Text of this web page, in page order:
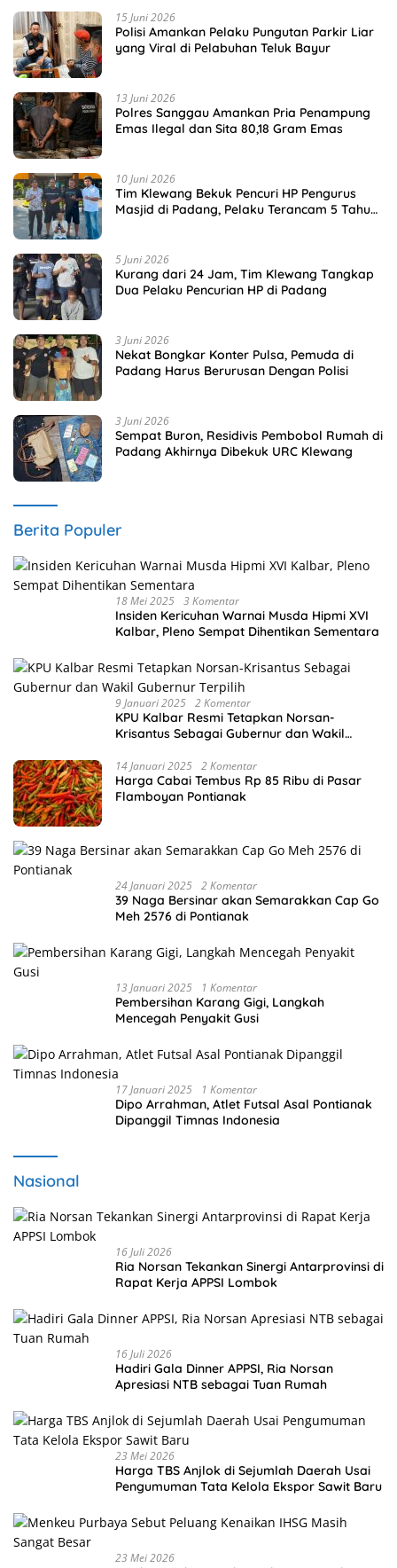
15 Juni 2026
Polisi Amankan Pelaku Pungutan Parkir Liar
yang Viral di Pelabuhan Teluk Bayur
13 Juni 2026
Polres Sanggau Amankan Pria Penampung
Emas Ilegal dan Sita 80,18 Gram Emas
10 Juni 2026
Tim Klewang Bekuk Pencuri HP Pengurus
Masjid di Padang, Pelaku Terancam 5 Tahun
5 Juni 2026
Kurang dari 24 Jam, Tim Klewang Tangkap
Dua Pelaku Pencurian HP di Padang
3 Juni 2026
Nekat Bongkar Konter Pulsa, Pemuda di
Padang Harus Berurusan Dengan Polisi
3 Juni 2026
Sempat Buron, Residivis Pembobol Rumah di
Padang Akhirnya Dibekuk URC Klewang
Berita Populer
18 Mei 2025 3 Komentar
Insiden Kericuhan Warnai Musda Hipmi XVI
Kalbar, Pleno Sempat Dihentikan Sementara
9 Januari 2025 2 Komentar
KPU Kalbar Resmi Tetapkan Norsan-
Krisantus Sebagai Gubernur dan Wakil
14 Januari 2025 2 Komentar
Harga Cabai Tembus Rp 85 Ribu di Pasar
Flamboyan Pontianak
24 Januari 2025 2 Komentar
39 Naga Bersinar akan Semarakkan Cap Go
Meh 2576 di Pontianak
13 Januari 2025 1 Komentar
Pembersihan Karang Gigi, Langkah
Mencegah Penyakit Gusi
17 Januari 2025 1 Komentar
Dipo Arrahman, Atlet Futsal Asal Pontianak
Dipanggil Timnas Indonesia
Nasional
16 Juli 2026
Ria Norsan Tekankan Sinergi Antarprovinsi di
Rapat Kerja APPSI Lombok
16 Juli 2026
Hadiri Gala Dinner APPSI, Ria Norsan
Apresiasi NTB sebagai Tuan Rumah
23 Mei 2026
Harga TBS Anjlok di Sejumlah Daerah Usai
Pengumuman Tata Kelola Ekspor Sawit Baru
23 Mei 2026